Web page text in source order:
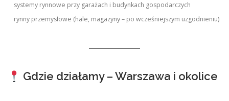
systemy rynnowe przy garażach i budynkach gospodarczych
rynny przemysłowe (hale, magazyny – po wcześniejszym uzgodnieniu)
Gdzie działamy – Warszawa i okolice